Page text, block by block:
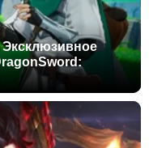
Эксклюзивное